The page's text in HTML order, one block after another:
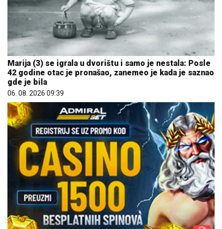
Marija (3) se igrala u dvorištu i samo je nestala: Posle
42 godine otac je pronašao, zanemeo je kada je saznao
gde je bila
06. 08. 2026 09:39